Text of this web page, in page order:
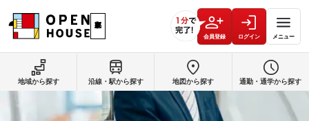
会員登録 ログイン メニュー
地域から探す 沿線・駅から探す 地図から探す 通勤・通学から探す